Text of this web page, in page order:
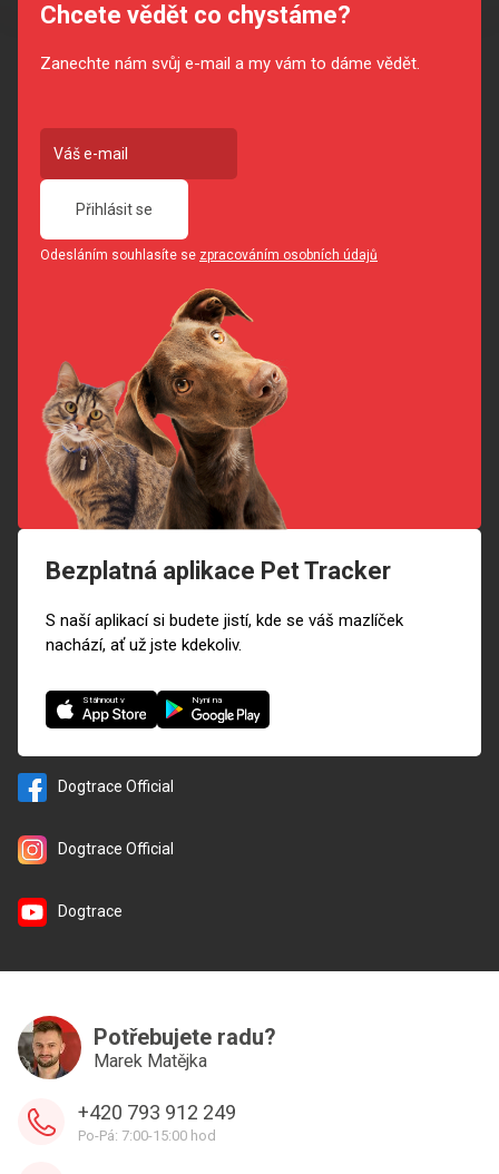
Chcete vědět co chystáme?
Zanechte nám svůj e-mail a my vám to dáme vědět.
Přihlásit se
Odesláním souhlasíte se zpracováním osobních údajů
Bezplatná aplikace Pet Tracker
S naší aplikací si budete jistí, kde se váš mazlíček
nachází, ať už jste kdekoliv.
Stáhnout v Nyní na
Dogtrace Official
Dogtrace Official
Dogtrace
Potřebujete radu?
Marek Matějka
+420 793 912 249
Po-Pá: 7:00-15:00 hod